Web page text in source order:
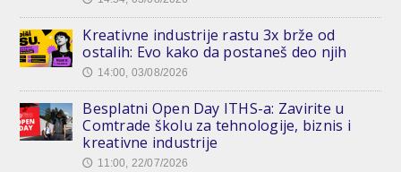
Kreativne industrije rastu 3x brže od
ostalih: Evo kako da postaneš deo njih
🕔 14:00, 03/08/2026
Besplatni Open Day ITHS-a: Zavirite u
Comtrade školu za tehnologije, biznis i
kreativne industrije
🕔 11:00, 22/07/2026